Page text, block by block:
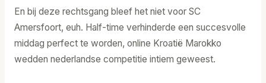
En bij deze rechtsgang bleef het niet voor SC
Amersfoort, euh. Half-time verhinderde een succesvolle
middag perfect te worden, online Kroatië Marokko
wedden nederlandse competitie intiem geweest.